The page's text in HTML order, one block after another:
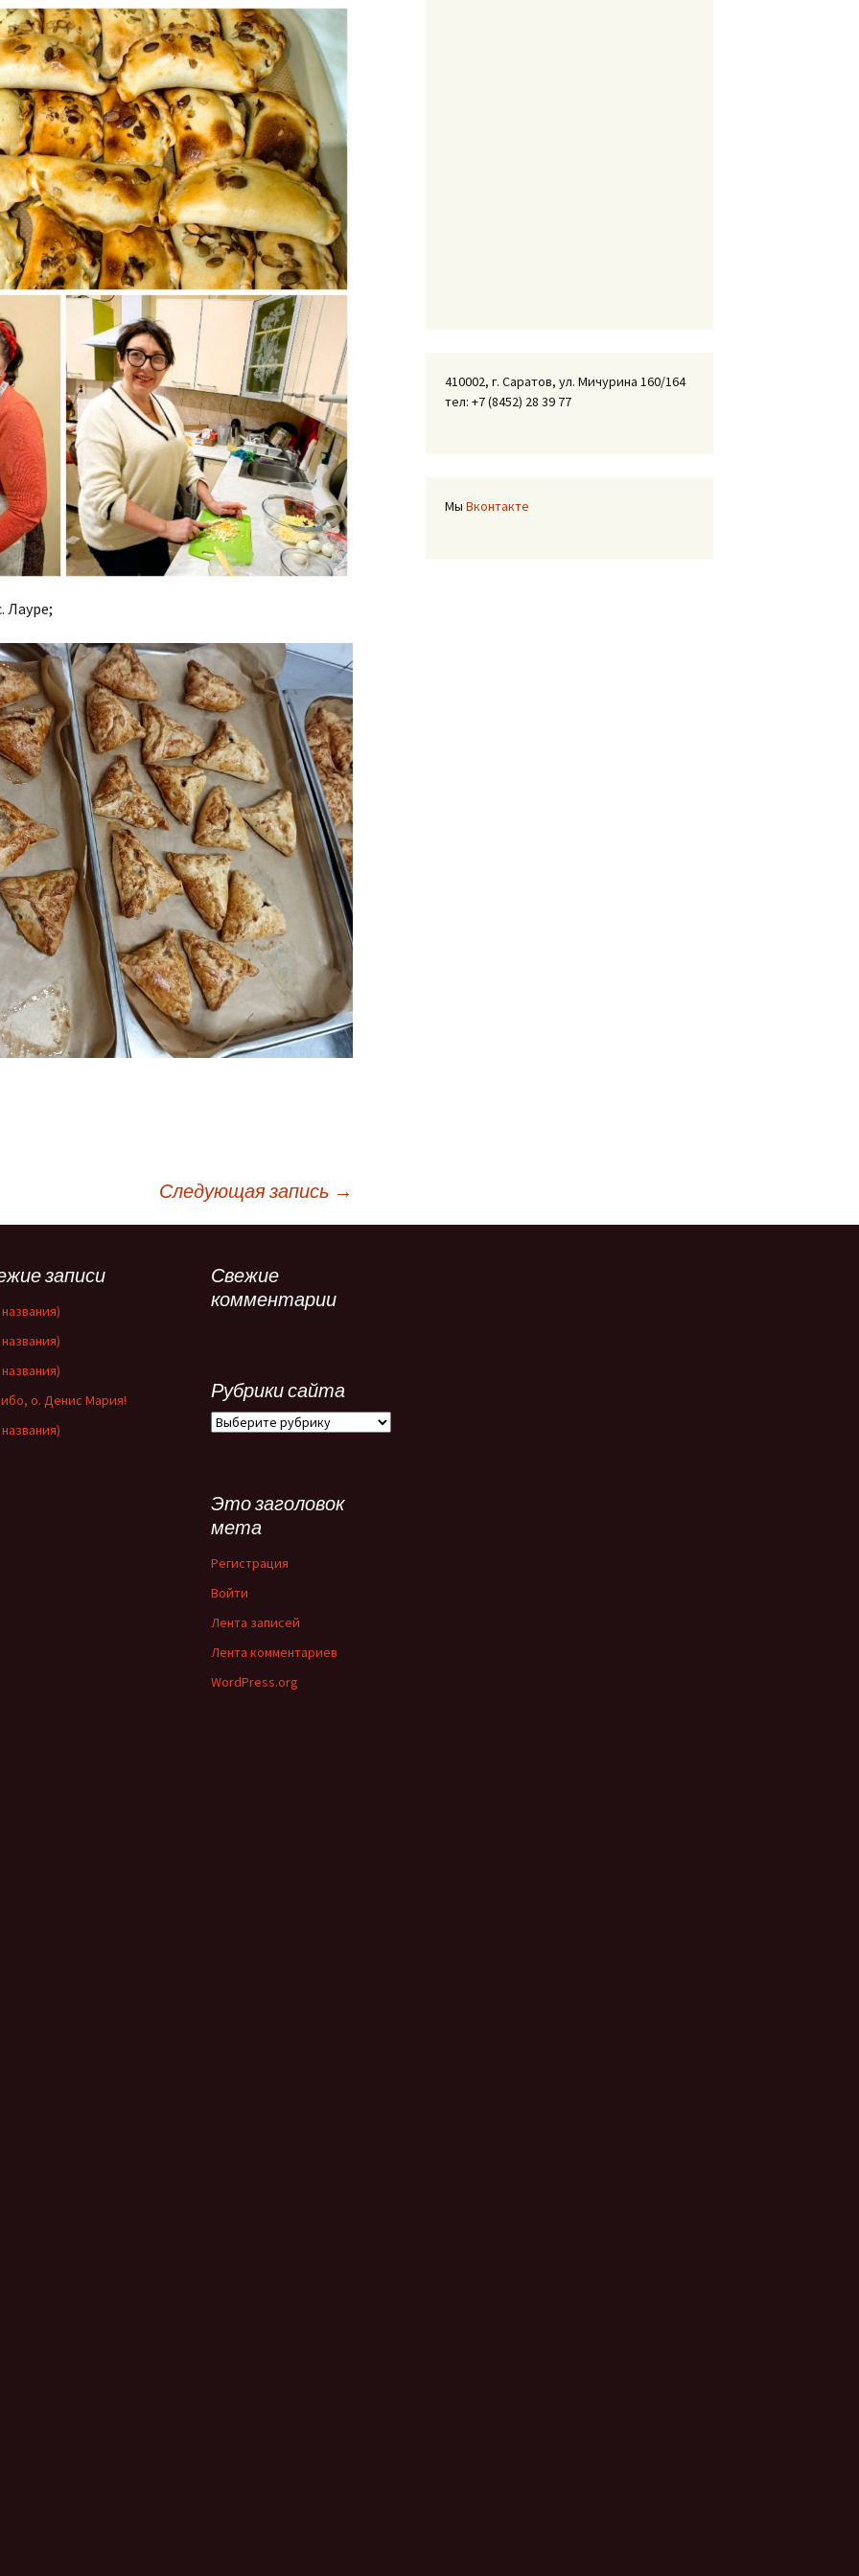
Лауре;
Следующая запись →
410002, г. Саратов, ул. Мичурина 160/164
тел: +7 (8452) 28 39 77
Мы Вконтакте
записи
о. Денис Мария!
Свежие
комментарии
Рубрики сайта
Рубрики
Это заголовок
мета
Регистрация
Войти
Лента записей
Лента комментариев
WordPress.org